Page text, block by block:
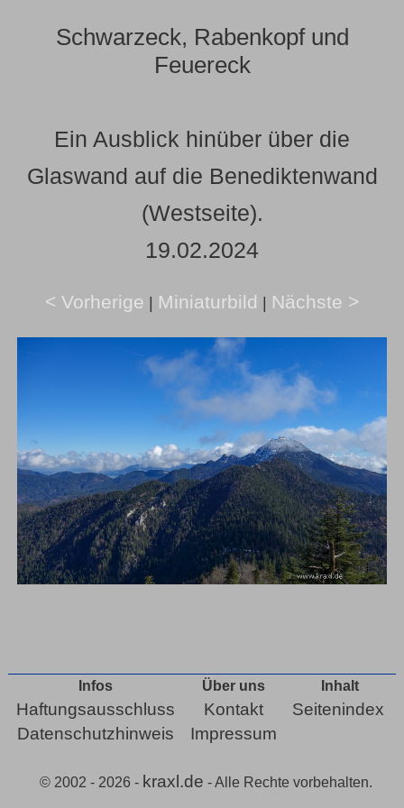
Schwarzeck, Rabenkopf und
Feuereck
Ein Ausblick hinüber über die
Glaswand auf die Benediktenwand
(Westseite).
19.02.2024
< Vorherige | Miniaturbild | Nächste >
Infos
Haftungsausschluss
Datenschutzhinweis
Über uns
Kontakt
Impressum
Inhalt
Seitenindex
© 2002 - 2026 - kraxl.de - Alle Rechte vorbehalten.